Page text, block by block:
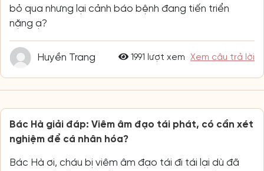
bỏ qua nhưng lại cảnh báo bệnh đang tiến triển
nặng ạ?
Huyền Trang 1991 lượt xem Xem câu trả lời
Bác Hà giải đáp: Viêm âm đạo tái phát, có cần xét
nghiệm để cá nhân hóa?
Bác Hà ơi, cháu bị viêm âm đạo tái đi tái lại dù đã